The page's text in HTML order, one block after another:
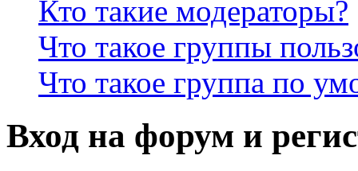
Кто такие модераторы?
Что такое группы
Что такое группа по
Вход на форум и